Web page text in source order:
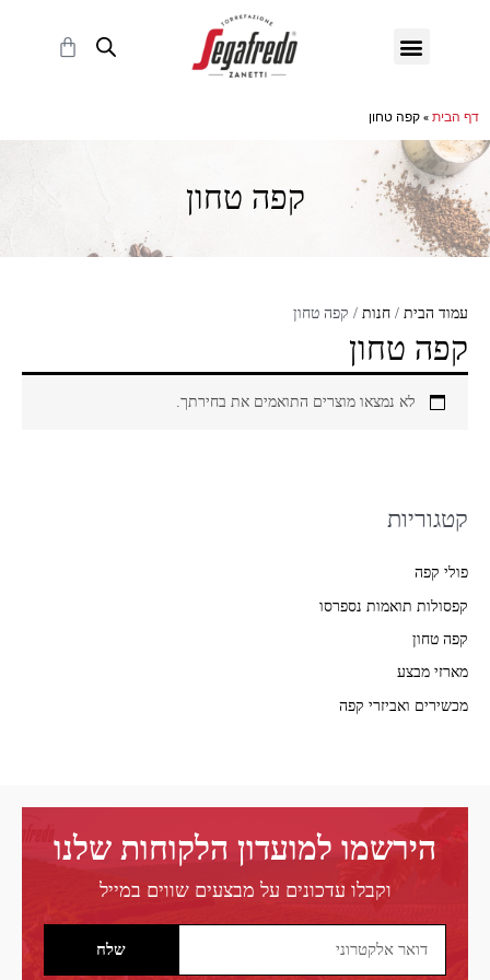
תפריט
דף הבית » קפה טחון
קפה טחון
קטגוריות
פולי קפה
קפסולות תואמות נספרסו
קפה טחון
מארזי מבצע
מכשירים ואביזרי קפה
עמוד הבית / חנות / קפה טחון
קפה טחון
לא נמצאו מוצרים התואמים את בחירתך.
הירשמו למועדון הלקוחות שלנו
וקבלו עדכונים על מבצעים שווים במייל
שלח